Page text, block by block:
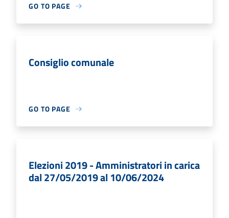
GO TO PAGE
Consiglio comunale
GO TO PAGE
Elezioni 2019 - Amministratori in carica
dal 27/05/2019 al 10/06/2024